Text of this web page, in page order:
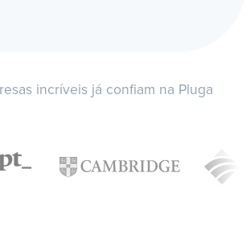
incríveis já confiam na Pluga